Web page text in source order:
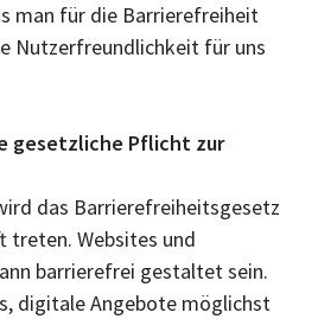
man für die Barrierefreiheit
Nutzerfreundlichkeit für uns
gesetzliche Pflicht zur
das Barrierefreiheitsgesetz
treten. Websites und
barrierefrei gestaltet sein.
digitale Angebote möglichst